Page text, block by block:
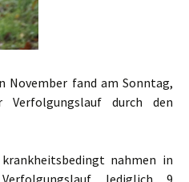
November fand am Sonntag,
Verfolgungslauf durch den
nahmen in
lediglich 9